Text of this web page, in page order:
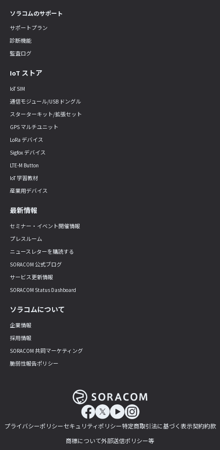
ソラコムのサポート
サポートプラン
診断機能
監査ログ
IoT ストア
IoT SIM
通信モジュール/USB ドングル
スターターキット/拡張セット
GPS マルチユニット
LoRa デバイス
Sigfox デバイス
LTE-M Button
IoT 学習教材
産業用デバイス
最新情報
セミナー・イベント開催情報
プレスルーム
ニュースレターを購読する
SORACOM 公式ブログ
サービス更新情報
SORACOM Status Dashboard
ソラコムについて
企業情報
採用情報
SORACOM 共同マーケティング
脆弱性報告ポリシー
プライバシーポリシーセキュリティポリシー特定商取引法に基づく表示契約約款
商標について外部送信ポリシー等